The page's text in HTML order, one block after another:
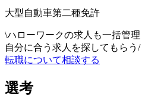
大型自動車第二種免許
\ハローワークの求人も一括管理
自分に合う求人を探してもらう /
転職について相談する
選考